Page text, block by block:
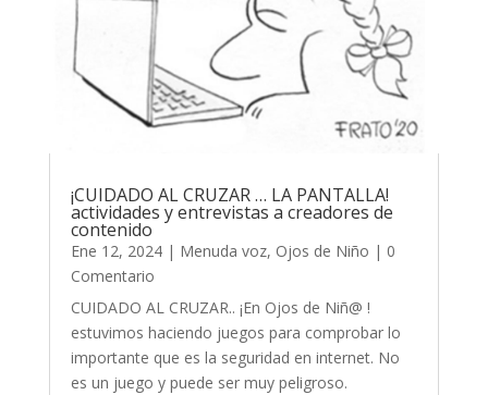
¡CUIDADO AL CRUZAR … LA PANTALLA!
actividades y entrevistas a creadores de
contenido
Ene 12, 2024| Menuda voz, Ojos de Niño | 0
Comentario
CUIDADO AL CRUZAR.. ¡En Ojos de Niñ@ !
estuvimos haciendo juegos para comprobar lo
importante que es la seguridad en internet. No
es un juego y puede ser muy peligroso.